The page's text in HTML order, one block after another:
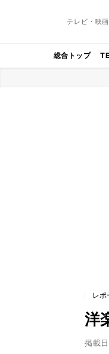
テレビ・映
総合トップ
レポ
洋
掲載日